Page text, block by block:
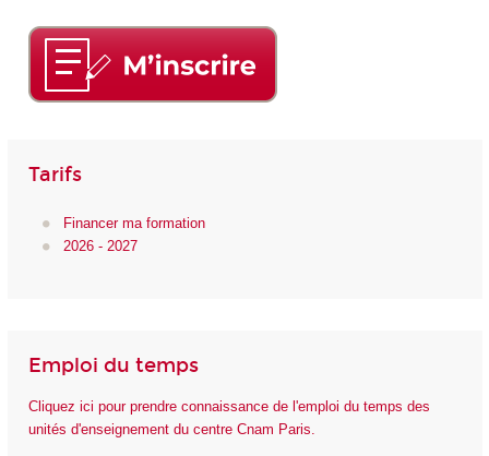
Tarifs
Financer ma formation
2026 - 2027
Emploi du temps
Cliquez ici pour prendre connaissance de l'emploi du temps des
unités d'enseignement du centre Cnam Paris.